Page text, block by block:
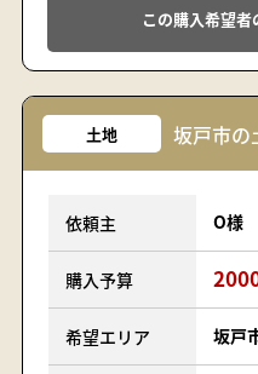
この購入希望
土地 坂戸市の
依頼主 O様
購入予算
希望エリア 坂戸